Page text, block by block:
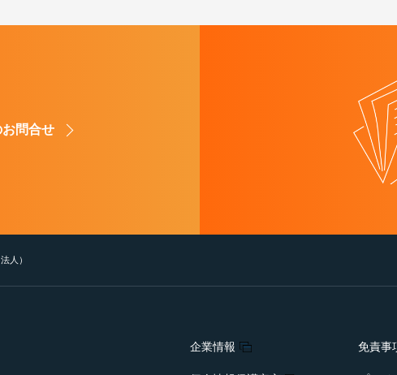
問合せ
人）
企業情報 免責事